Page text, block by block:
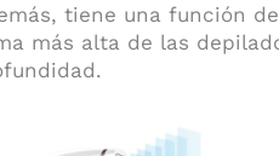
tiene una función
más alta de las